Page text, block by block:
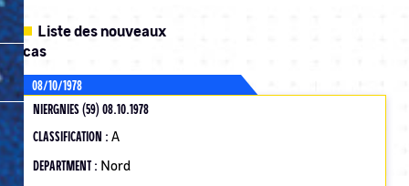
ADVANCED SEARCH
Liste des nouveaux
cas
08/10/1978
NIERGNIES (59) 08.10.1978
CLASSIFICATION : A
DEPARTMENT : Nord